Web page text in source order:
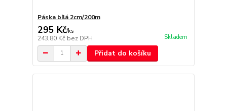
Páska bílá 2cm/200m
295 Kč/ks
243,80 Kč bez DPH Skladem
Přidat do košíku